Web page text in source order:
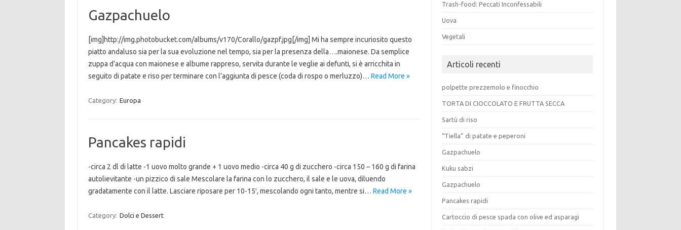
Gazpachuelo
[img]http://img.photobucket.com/albums/v170/Corallo/gazpf.jpg[/img] Mi ha sempre incuriosito questo
piatto andaluso sia per la sua evoluzione nel tempo, sia per la presenza della….maionese. Da semplice
zuppa d’acqua con maionese e albume rappreso, servita durante le veglie ai defunti, si è arricchita in
seguito di patate e riso per terminare con l’aggiunta di pesce (coda di rospo o merluzzo)… Read More »
Category: Europa
Pancakes rapidi
-circa 2 dl di latte -1 uovo molto grande + 1 uovo medio -circa 40 g di zucchero -circa 150 – 160 g di farina
autolievitante -un pizzico di sale Mescolare la farina con lo zucchero, il sale e le uova, diluendo
gradatamente con il latte. Lasciare riposare per 10-15′, mescolando ogni tanto, mentre si… Read More »
Category: Dolci e Dessert
Trash-food: Peccati Inconfessabili
Uova
Vegetali
Articoli recenti
polpette prezzemolo e finocchio
TORTA DI CIOCCOLATO E FRUTTA SECCA
Sartù di riso
“Tiella” di patate e peperoni
Gazpachuelo
Kuku sabzi
Gazpachuelo
Pancakes rapidi
Cartoccio di pesce spada con olive ed asparagi